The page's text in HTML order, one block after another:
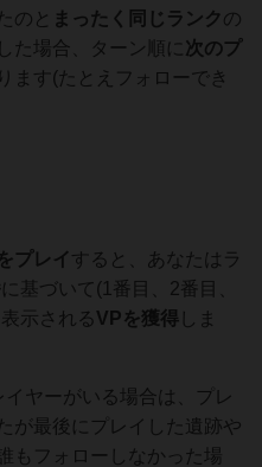
のと まったく同じランク の
た場合、ターン順に
次のプ
ます(たとえフォローでき
プレイ すると、あなたはラ
に基づいて(1番目、2番目、
示されるVPを獲得 しま
イヤーがいる場合は、プレ
が最後にプレイした遺跡や
もフォローしなかった場